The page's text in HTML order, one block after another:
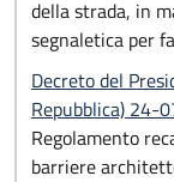
della strada, in
segnaletica per
Decreto del
Repubblica) 24-
Regolamento
barriere